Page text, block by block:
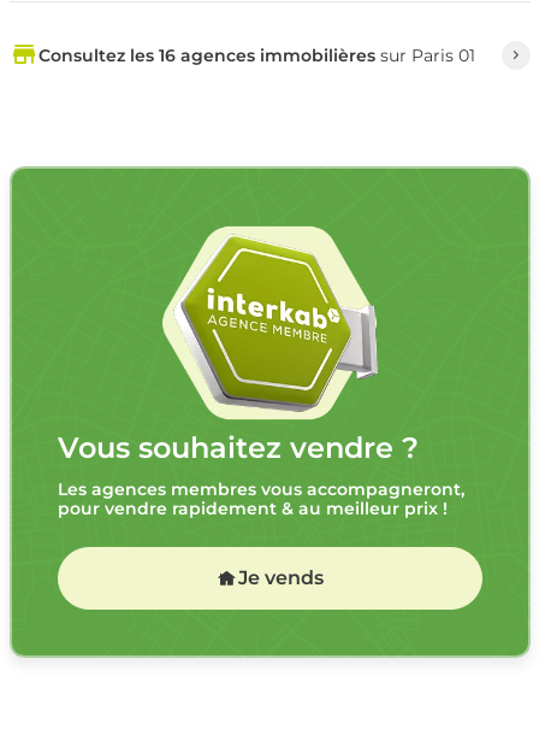
Consultez les 16 agences immobilièressur Paris 01
Vous souhaitez vendre ?
Les agences membres vous accompagneront,
pour vendre rapidement & au meilleur prix !
Je vends